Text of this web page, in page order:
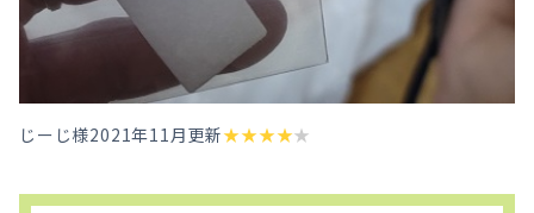
じーじ様2021年11月更新★★★★★